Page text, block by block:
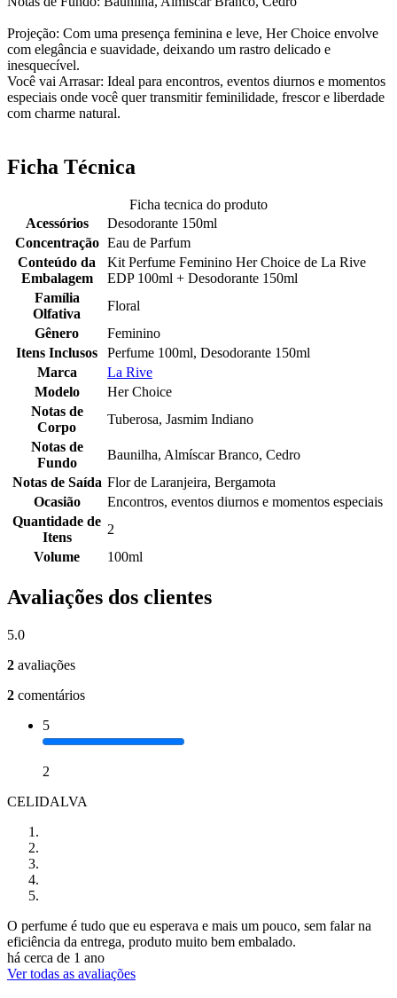
Projeção: Com uma presença feminina e leve, Her Choice envolve
com elegância e suavidade, deixando um rastro delicado e
inesquecível.
Você vai Arrasar: Ideal para encontros, eventos diurnos e momentos
especiais onde você quer transmitir feminilidade, frescor e liberdade
com charme natural.
Ficha Técnica
Ficha tecnica do produto
Acessórios
Desodorante 150ml
Concentração Eau de Parfum
Conteúdo da
Embalagem
Kit Perfume Feminino Her Choice de La Rive
EDP 100ml + Desodorante 150ml
Família
Olfativa
Floral
Gênero
Feminino
Itens Inclusos
Perfume 100ml, Desodorante 150ml
Marca
La Rive
Modelo
Her Choice
Notas de
Corpo
Tuberosa, Jasmim Indiano
Notas de
Fundo
Baunilha, Almíscar Branco, Cedro
Notas de Saída Flor de Laranjeira, Bergamota
Ocasião
Encontros, eventos diurnos e momentos especiais
Quantidade de
Itens
2
Volume
100ml
Avaliações dos clientes
5.0
2 avaliações
2 comentários
5
2
CELIDALVA
O perfume é tudo que eu esperava e mais um pouco, sem falar na
eficiência da entrega, produto muito bem embalado.
há cerca de 1 ano
Ver todas as avaliações